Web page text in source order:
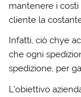
mantenere i
cliente la
Infatti, ciò chye
che ogni
spedizione, per
L’obiettivo